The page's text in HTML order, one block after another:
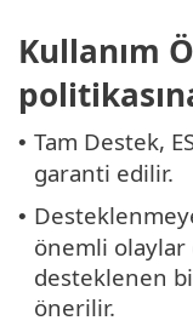
Kullanım
• Tam Destek,
garanti edilir.
•
önemli olaylar
desteklenen
önerilir.